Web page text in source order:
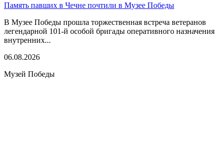
Память павших в Чечне почтили в Музее Победы
В Музее Победы прошла торжественная встреча ветеранов
легендарной 101-й особой бригады оперативного назначения
внутренних...
06.08.2026
Музей Победы